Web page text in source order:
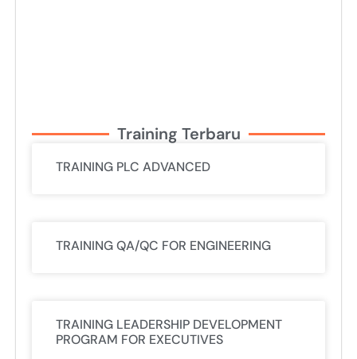
Training Terbaru
TRAINING PLC ADVANCED
TRAINING QA/QC FOR ENGINEERING
TRAINING LEADERSHIP DEVELOPMENT
PROGRAM FOR EXECUTIVES